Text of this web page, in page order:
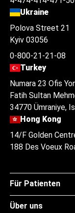
Ukraine
Polova Street 21
Kyiv 03056
0-800-21-21-08
Turkey
Numara 23 Ofis
Fatih Sultan
34770 Ümraniye,
Hong Kong
14/F Golden
188 Des Voeux
Für Patienten
Über uns